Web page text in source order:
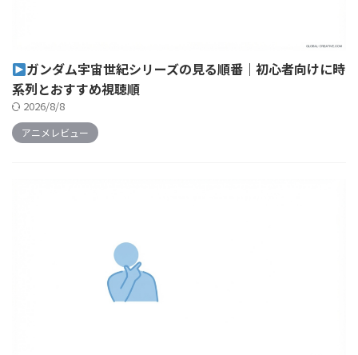
ガンダム宇宙世紀シリーズの見る順番｜初心者向けに時
系列とおすすめ視聴順
2026/8/8
アニメレビュー